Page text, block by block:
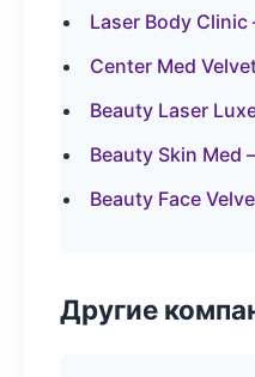
Laser Body
Center Med
Beauty Laser
Beauty Skin Med
Beauty Face
Другие